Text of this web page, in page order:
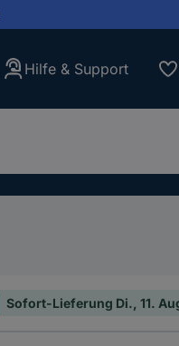
Hilfe & Support
Sofort-Lieferung Di., 11.